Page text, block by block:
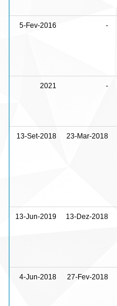
5-Fev-2016 -
2021 -
13-Set-2018 23-Mar-2018
13-Jun-2019 13-Dez-2018
4-Jun-2018 27-Fev-2018